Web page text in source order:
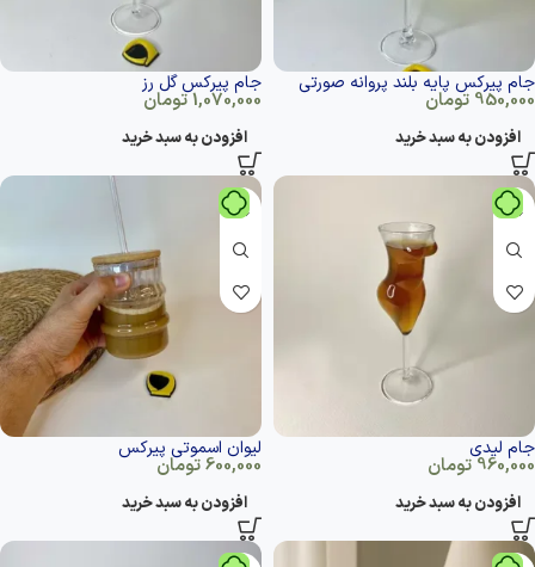
جام پیرکس پایه بلند پروانه صورتی
950,000 تومان
افزودن به سبد خرید
جام پیرکس گل رز
1,070,000تومان
افزودن به سبد خرید
جام لیدی
960,000 تومان
افزودن به سبد خرید
لیوان اسموتی پیرکس
600,000تومان
افزودن به سبد خرید